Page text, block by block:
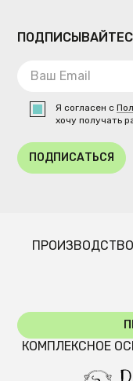
Я согласен с
хочу получать
ПОДПИСАТЬСЯ
КОМПЛЕКСНОЕ